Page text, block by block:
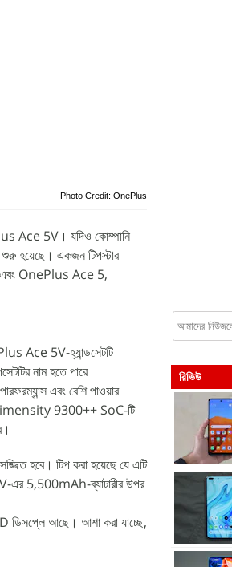
Photo Credit: OnePlus
Ace 5V। যদিও কোম্পানি
শুরু হয়েছে। একজন টিপস্টার
OnePlus Ace 5,
Ace 5V-হ্যান্ডসেটটি
নাম হতে পারে
এবং বেশি পাওয়ার
Dimensity 9300++ SoC-টি
হবে। টিপ করা হয়েছে যে এটি
এর 5,500mAh-ব্যাটারীর উপর
আছে। আশা করা যাচ্ছে,
রিভিউ